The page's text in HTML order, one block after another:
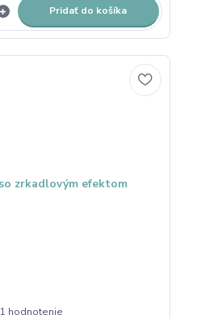
Pridať do košíka
1 hodnotenie